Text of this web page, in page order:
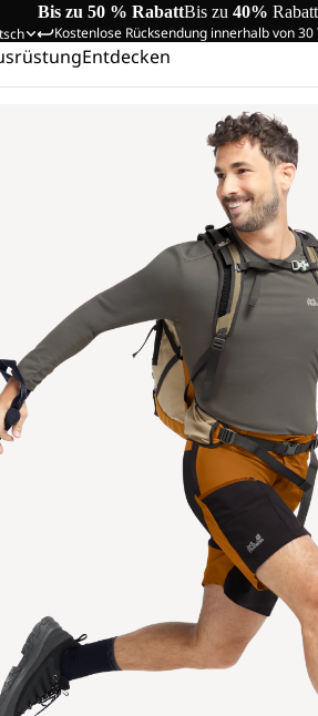
Bis zu 50 % RabattBis zu 40%
Kostenlose Rücksendung innerhalb von 30
Entdecken